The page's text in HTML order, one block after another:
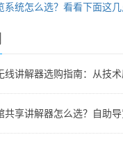
系统怎么选？看看下面这几
线讲解器选购指南：从技